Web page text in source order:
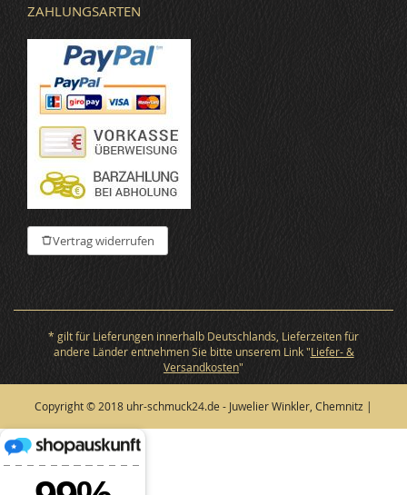
ZAHLUNGSARTEN
Vertrag widerrufen
* gilt für Lieferungen innerhalb Deutschlands, Lieferzeiten für
andere Länder entnehmen Sie bitte unserem Link "Liefer- &
Versandkosten"
Copyright © 2018 uhr-schmuck24.de - Juwelier Winkler, Chemnitz |